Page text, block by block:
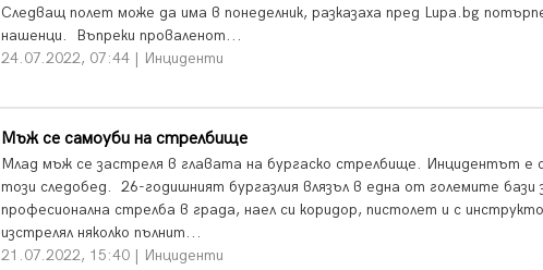
Следващ полет може да има в понеделник, разказаха пред Lupa.bg
нашенци. Въпреки проваленот...
24.07.2022, 07:44 | Инциденти
Мъж се самоуби на стрелбище
Млад мъж се застреля в главата на бургаско стрелбище. Инцидентът е
този следобед. 26-годишният бургазлия влязъл в една от големите бази
професионална стрелба в града, наел си коридор, пистолет и с
изстрелял няколко пълнит...
21.07.2022, 15:40 | Инциденти